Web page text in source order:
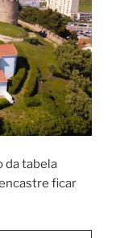
da tabela
ficar